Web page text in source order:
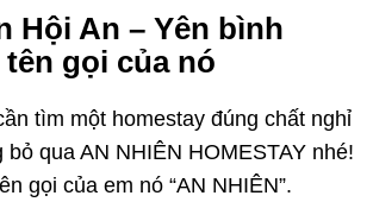
Hội An – Yên bình
gọi của nó
tìm một homestay đúng chất nghỉ
qua AN NHIÊN HOMESTAY nhé!
gọi của em nó “AN NHIÊN”.